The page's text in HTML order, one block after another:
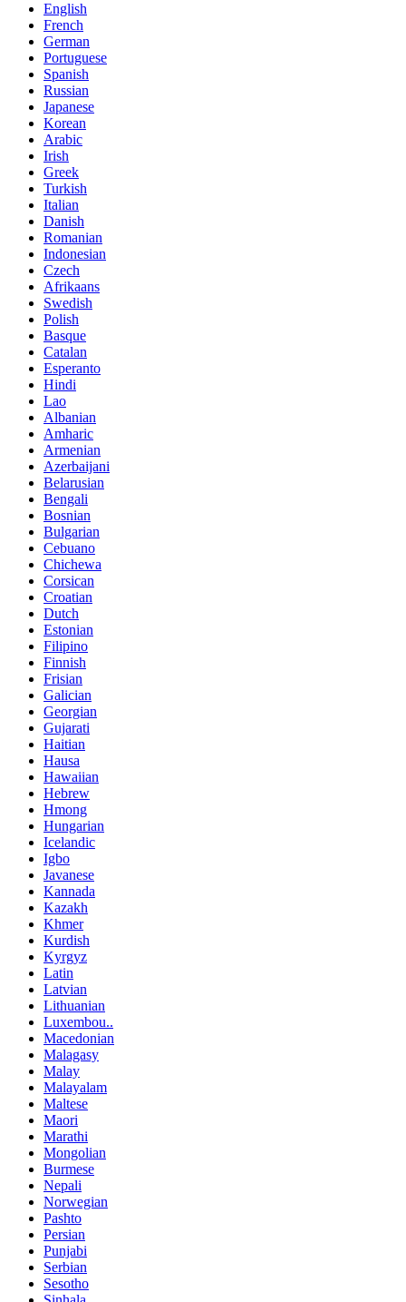
English
French
German
Portuguese
Spanish
Russian
Japanese
Korean
Arabic
Irish
Greek
Turkish
Italian
Danish
Romanian
Indonesian
Czech
Afrikaans
Swedish
Polish
Basque
Catalan
Esperanto
Hindi
Lao
Albanian
Amharic
Armenian
Azerbaijani
Belarusian
Bengali
Bosnian
Bulgarian
Cebuano
Chichewa
Corsican
Croatian
Dutch
Estonian
Filipino
Finnish
Frisian
Galician
Georgian
Gujarati
Haitian
Hausa
Hawaiian
Hebrew
Hmong
Hungarian
Icelandic
Igbo
Javanese
Kannada
Kazakh
Khmer
Kurdish
Kyrgyz
Latin
Latvian
Lithuanian
Luxembou..
Macedonian
Malagasy
Malay
Malayalam
Maltese
Maori
Marathi
Mongolian
Burmese
Nepali
Norwegian
Pashto
Persian
Punjabi
Serbian
Sesotho